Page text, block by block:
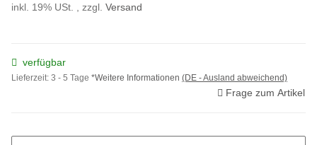
inkl. 19% USt. , zzgl. Versand
verfügbar
Lieferzeit: 3 - 5 Tage *Weitere Informationen (DE - Ausland abweichend)
Frage zum Artikel